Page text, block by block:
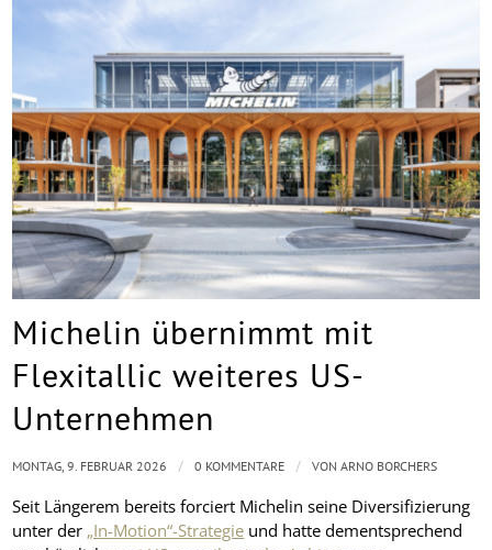
Michelin übernimmt mit
Flexitallic weiteres US-
Unternehmen
Seit Längerem bereits forciert Michelin seine Diversifizierung
unter der „In-Motion“-Strategie und hatte dementsprechend
MONTAG, 9. FEBRUAR 2026 / 0 KOMMENTARE / VONARNO BORCHERS